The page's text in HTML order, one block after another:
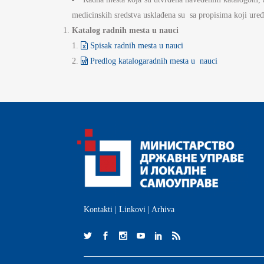
medicinskih sredstva usklađena su sa propisima koji
Katalog radnih mesta u nauci
Spisak radnih mesta u nauci
Predlog katalogaradnih mesta u nauci
Kontakti Linkovi Arhiva